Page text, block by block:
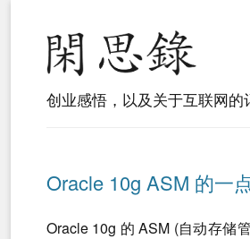
创业感悟，以及关于互联网的
Oracle 10g ASM 的一
Oracle 10g 的 ASM (自动存储